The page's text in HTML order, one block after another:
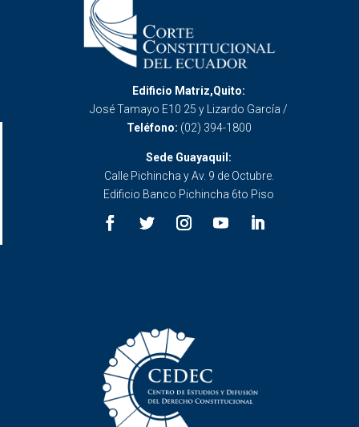
Edificio Matriz,Quito:
José Tamayo E10 25 y Lizardo García /
Teléfono: (02) 394-1800
Sede Guayaquil:
Calle Pichincha y Av. 9 de Octubre.
Edificio Banco Pichincha 6to Piso